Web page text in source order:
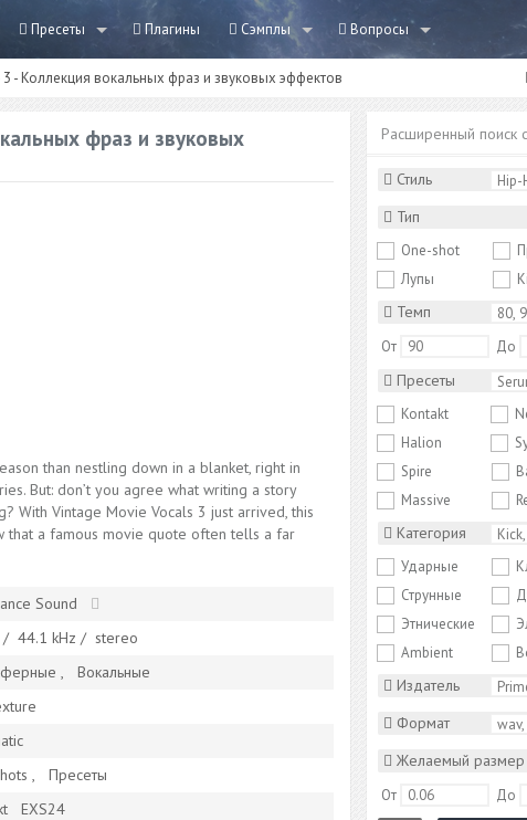
Пресеты Плагины Сэмплы Вопросы
- Коллекция вокальных фраз и звуковых эффектов
фраз и звуковых
than nestling down in a blanket, right in
But: don’t you agree what writing a story
With Vintage Movie Vocals 3 just arrived, this
that a famous movie quote often tells a far
Sound
/ 44.1 kHz / stereo
Вокальные
Пресеты
EXS24
Расширенный поиск
Стиль
Тип
One-shot
Лупы
Темп
От До
Пресеты
Kontakt
Halion
Spire
Massive
Категория
Ударные
Струнные
Этнические
Ambient
Издатель
Формат
Желаемый размер
От До